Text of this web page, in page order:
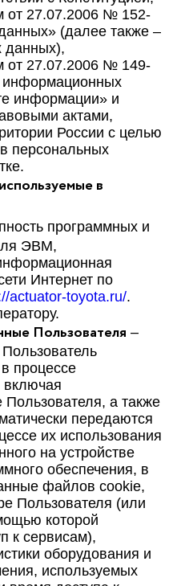
от 27.07.2006 № 152-
(далее также –
данных),
от 27.07.2006 № 149-
информации» и
актами,
России с целью
персональных
в
программных и
ЭВМ,
Интернет по
actuator-toyota.ru/.
Пользователя –
процессе
включая
а также
передаются
их использования
на устройстве
обеспечения, в
файлов cookie,
Пользователя (или
которой
к сервисам),
оборудования и
используемых